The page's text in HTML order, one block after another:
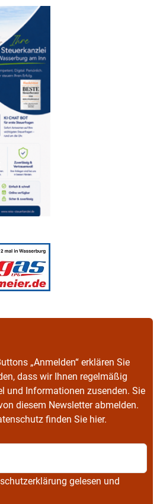
„Anmelden“ erklären Sie
dass wir Ihnen regelmäßig
und Informationen zusenden. Sie
diesem Newsletter abmelden.
finden Sie hier.
gelesen und